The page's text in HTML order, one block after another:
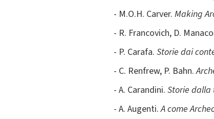
- M.O.H. Carver. Making
- R. Francovich, D.
- P. Carafa. Storie dai
- C. Renfrew, P. Bahn.
- A. Carandini. Storie dalla
- A. Augenti.A come